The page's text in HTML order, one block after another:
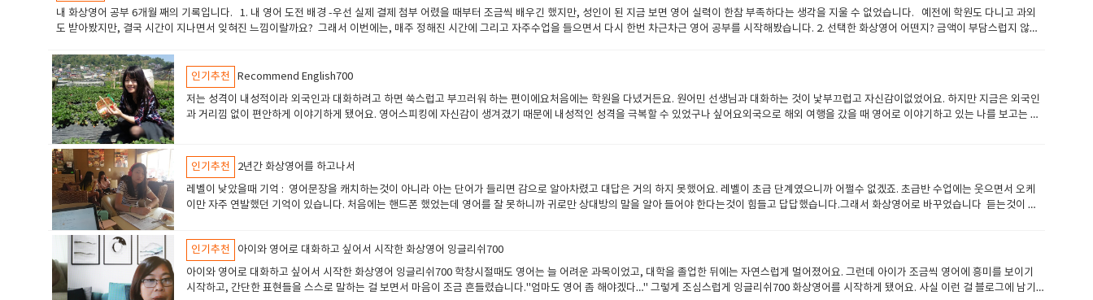
할 수 있는 날을 기대하고 있습니다.
수업을 듣는 중, 교재파일이 pdf파일로 제공되었고요. 저희는 출력해서 사용. ​ 친구를 소개하거나, 날씨에 관한 이야기나 취미, 직업, 집에 관한 소개 등_ 어렵지 않은 주제들로 이야기 나눌 수 있어
요. 수업구성은요. 예를 들어 친구에 관한 소개라면, 간단하게 본문 스크립트가 나와요. 그러면 함께 읽어보고, 선생님께서 틀린 발음은 다시 고쳐주시기도 하고요. 아이가 본문 스크립트에 실제 친구 내
아요. 여러번 진행해보니 변화들도 생겼어요. 선생님의 질문에 단어로만 답변하던 것이 간단하지만 완성형 문장으로 만드려고 하는 노력도 보이고요. ​ 처음에는 엄마가 옆에 앉아있으면 좋겠다고 했다
가, (도움이 필요할까봐 ㅎㅎ) 이제는 나가있어도 된다네요 ㅎㅎ ​ 친구나 가족을 소개하라고 되어있길래, 저와 함께 친구 한명, 가족 한명을 소개하는걸로 연습을 해봤거든요?!ㅎㅎ 그런데 선생님이 친
구 2명 소개하라고 하니까, 당황하지 않고 "familly is, ok?"하고 묻는 떠유니 ㅎㅎ 선생님이 오~!!그러라며 ㅎㅎㅎㅎㅎ ​​ ​​ 이렇게 꾸준히 하다보면 가랑비에 옷젖듯 꾸준히 쌓이겠지요_ 무엇보다 아이가
화상영어수업은 공부한다고 생각하지 않는거 같아서 다행^^
​내 화상영어 공부 6개월 째의 기록입니다. 1. 내 영어 도전 배경 -우선 실제 결제 첨부 어렸을 때부터 조금씩 배우긴 했지만, 성인이 된 지금 보면 영어 실력이 한참 부족하다는 생각을 지울 수 없었습니다. ​ 예전에 학원도 다니고 과외
도 받아봤지만, 결국 시간이 지나면서 잊혀진 느낌이랄까요? 그래서 이번에는, 매주 정해진 시간에 그리고 자주수업을 들으면서 다시 한번 차근차근 영어 공부를 시작해봤습니다. 2. 선택한 화상영어 어떤지? 금액이 부담스럽지 않으
성교육으로 뜬다 선생님 선택 해볼까?잉글리쉬700은 필리핀어학연수 선생님들이 직접가르치기 때문에 평가가 좋다는 이야기가 많습니다. 그래서 친구추천으로 사이트를 보다가 서칭하면서 선택할수 있습니다잉글리쉬700 홈페
이지에서 선생님들의 프로필과 소개 영상을 확인할 수 있습니다. 일단은. 각 선생님마다 특성이 달라서, 나에게 맞는 스타일의 선생님을 말하면 안내받을수 있고 필요하다면 교체할 수 있는 점도 있습니다 얼굴을 보면서 수업하는 화상
통화 영상 영어로 고름전화영어와는 달리, 실시간으로 얼굴을 보며 수업하다 보니 말하는 데 대한 부담감이 줄어들었습니다. 특히 초보자레벨인 제게는 선생님의 표정이나 몸짓이 큰 위안이 되었습니다. 그리고 더 빨리 친숙해져서 수
업에 집중할수 있었습니다 궁금한건 상담.카톡이나 전화 ,메일로 친절하게 문의 사항을 해결해주시니까 필요할때 문의하면 되었습니다. 상담원 연락을 통해 원하는 부분을 말하면 답해 주시니 수업연기나 교재나 선생님 부분 등등 여
러가지 물어보면 해결해줍니다. 3. 수업 어떻게?지금까지 두명의 선생님과 수업해보았는데수업 방식은 다양했습니다. 어떤 선생님은 타이트하게 교재 중심 수업을 진행하셨고, 또 다른 선생님은 회화에 무게를 둔 자유로운 대화 수업
을 진행하셨습니다. 원하는 방향이나 숙제의 양 기타 프리젠테이션 추가 수업등은 상담선생님에게 요청하거나 게시판에 글을 적어주면 적용을 받습니다. 4. 선생님과의 수업각 선생님마다 발음이나 진행 방식에 약간씩 차이가 있었지
만, 전체적으로는 만족합니다. 무엇보다 꾸준한 수업 참여가 중요하다는 것을 깨달았습니다. 처음에는 난해한 발음이나 억양이 신경 쓰였지만, 점차 익숙해지면서 크게 부끄러워 하지 않게 되었습니다. 철판을 깔고 수다를 많이 떨었습
니다 5. 앞으로의 계획 20분동안 하는것만 했는데 앞으로는 시간이 조금 더 여유로운 40분 수업으로 변경해보고 싶다는 생각이 듭니다. 결과적으로 이번 6개월은 제 영어 실력을 점검해볼 수 있는 좋은 기회였습니다. 초보자라서 느낄
수 있는 불안감과 부담도 있었지만, 덕분에 큰 어려움 없이 진행되었습니다. 앞으로도 꾸준한 공부를 통해 내 영어 실력을 더더더 올려줄 계획입니다, 화상영어 수업 할까 말까 고민하고 계신 분들께 제 경험이 조금이나마 도움이 되길
바랍니다.선생님 선택 해볼까?잉글리쉬700 홈페이지에서 선생님들의 프로필과 소개 영상을 확인할 수 있습니다. 일단은. 각 선생님마다 특성이 달라서, 나에게 맞는 스타일의 선생님을 말하면 안내받을수 있고 필요하다면 교체할 수
있는 점도 있습니다 얼굴을 보면서 수업하는 화상 통화 영상 영어로 고름전화영어와는 달리, 실시간으로 얼굴을 보며 수업하다 보니 말하는 데 대한 부담감이 줄어들었습니다. 특히 초보자레벨인 제게는 선생님의 표정이나 몸짓이 큰
위안이 되었습니다. 그리고 더 빨리 친숙해져서 수업에 집중할수 있었습니다 궁금한건 상담.카톡이나 전화 ,메일로 친절하게 문의 사항을 해결해주시니까 필요할때 문의하면 되었습니다. 상담원 연락을 통해 원하는 부분을 말하면 답
해 주시니 수업연기나 교재나 선생님 부분 등등 여러가지 물어보면 해결해줍니다. 3. 수업 어떻게?지금까지 두명의 선생님과 수업해보았는데수업 방식은 다양했습니다. 어떤 선생님은 타이트하게 교재 중심 수업을 진행하셨고, 또 다
른 선생님은 회화에 무게를 둔 자유로운 대화 수업을 진행하셨습니다. 원하는 방향이나 숙제의 양 기타 프리젠테이션 추가 수업등은 상담선생님에게 요청하거나 게시판에 글을 적어주면 적용을 받습니다. 4. 선생님과의 수업각 선생님
마다 발음이나 진행 방식에 약간씩 차이가 있었지만, 전체적으로는 만족합니다. 무엇보다 꾸준한 수업 참여가 중요하다는 것을 깨달았습니다. 처음에는 난해한 발음이나 억양이 신경 쓰였지만, 점차 익숙해지면서 크게 부끄러워 하지
않게 되었습니다. 철판을 깔고 수다를 많이 떨었습니다 5. 앞으로의 계획20분동안 하는것만 했는데앞으로는 시간이 조금 더 여유로운 40분 수업으로 변경해보고 싶다는 생각이 듭니다. 결과적으로 이번 6개월은 제 영어 실력을 점검
인기추천
Recommend English700
저는 성격이 내성적이라 외국인과 대화하려고 하면 쑥스럽고 부끄러워 하는 편이에요처음에는 학원을 다녔거든요. 원어민 선생님과 대화하는 것이 낯부끄럽고 자신감이없었어요. 하지만 지금은 외국인
과 거리낌 없이 편안하게 이야기하게 됐어요. 영어스피킹에 자신감이 생겨겼기 때문에 내성적인 성격을 극복할 수 있었구나 싶어요외국으로 해외 여행을 갔을 때 영어로 이야기하고 있는 나를 보고는 실
요. 그런데 잉글리쉬700 화상영어를 하다 보니 선생님이 교정을 해주시고 발음도 고쳐주셔서 조금 더 영어를 가까워지게 해주신것 같아요. 수능과 토익을 공부할때는 공부를 하면 할수록 멀게만 느껴지
는 영어였어요.회화를 배우니 다른 느낌이 들었어요. 영어를 실제로 사용하는 것이고 선생님과 대화를 하는것이니 가까이에 있는것 같은 느낌이었어요. 예전에 외국인을 만났을 때 um...ummm 만 반복
했었는데, 잉글리쉬700에서 공부하고 나서 아르바이트하던 카페에서 외국인 고객이 오면 영어로 말하며 응대할 수 있게 되었어요. 이전에는 외국인 손님이 오면 다른직원이 응대하겠지 하면서..어떻게
든 피할 방법을 찾거나, 시선을 피했어요.. 그런데 요즘엔 그런 자리가 불편하지 않고, 편하게 느껴졌어요. 먼저 다가가고, 물어보고, 대화를 즐기는 나를 볼 수 있어서 너무나 즐거웠어요. 아마 영어스피킹
싶고, 귀찮아지잖아요? 그럴때 오히려 역으로 선생님과의 대화시간을 늘렸습니다. 영어를 공부가 아닌 커뮤니케이션이라고 생각하며, 다양한 주제로 친구와 수다를 떠는 듯이 대화를 해가면서 극복하려
했어요. 그리고 아르바이트를 외국인 손님이 더 많이 오는 지역으로 지원을 했어요. 현실에 대면해야 하는 상황을 만들어 동기부여를 해야겠다고 생각했어요 지금은 진짜 실력향상이 되어있는 제 모습을
보면 뿌듯해요. 학창시절 때 성적을 위한 공부자세가 몸에 베었었는데, 지금은 성장하는 모습을 직접 즐기면서 공부를 하니 재밌어요.잉글리쉬700은 정말 얼마나하느냐에 따라 영어 성장의 폭이 달라지
고, 원하는 실력을 반드시 얻어갈 수 있는 곳이라고 생각해요
인기추천
2년간 화상영어를 하고나서
​레벨이 낮았을때 기억 : 영어문장을 캐치하는것이 아니라 아는 단어가 들리면 감으로 알아차렸고 대답은 거의 하지 못했어요. 레벨이 초급 단계였으니까 어쩔수 없겠죠. 초급반 수업에는 웃으면서 오케
이만 자주 연발했던 기억이 있습니다. 처음에는 핸드폰 했었는데 영어를 잘 못하니까 귀로만 상대방의 말을 알아 들어야 한다는것이 힘들고 답답했습니다.그래서 화상영어로 바꾸었습니다 듣는것이 힘
업을 편하게 할수 있어서 좋았습니다.화상영어 전화영어의 경계가 없어진거 같아요 화상을 보면서 하면 좋은것은 대화를 할때 비장의 무기!!, 바디랭귀지를 사용할수 있습니다. 하하하바디랭귀지 라는것
에 사람의 표정, 눈빛, 손짓 등이 포함되기 때문에 훨씬 대화가 수월했고 정확도가 조금더 올라가니까 받아들이기가 좋았습니다. 그리고 내가 표현하고자 하는 말을 몸짓 동작을 섞어서 전달할수 있으니
대화가 조금 더 잘되었습니다. 그 당시 선생님과 수업할때는 말을 할줄 모르는 어린 아이가 된것 같아서 수업할때 느낌이 웃겼어요. 그리고 선생님과 친해지다보니..어떤 영향을 받는것 같았는데요선생
님은 성향이 밝은 분이셨는데 자신감이 넘치고 리액션을 잘해주셨습니다함께 대화하는 사람으로부터 받는 영향은 의외로 컸어요.. 밝은 성격의 선생님과 커뮤니케이션을 하면 나에게 없는 새로운 사고
인기추천
아이와 영어로 대화하고 싶어서 시작한 화상영어 잉글리쉬700
​아이와 영어로 대화하고 싶어서 시작한 화상영어 잉글리쉬700 학창시절때도 영어는 늘 어려운 과목이었고, 대학을 졸업한 뒤에는 자연스럽게 멀어졌어요. 그런데 아이가 조금씩 영어에 흥미를 보이기
시작하고, 간단한 표현들을 스스로 말하는 걸 보면서 마음이 조금 흔들렸습니다."엄마도 영어 좀 해야겠다…" 그렇게 조심스럽게 잉글리쉬700 화상영어를 시작하게 됐어요. 사실 이런 걸 블로그에 남기